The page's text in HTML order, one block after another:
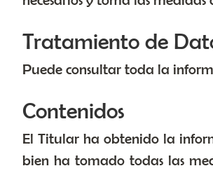
Tratamiento de
Puede consultar toda la
Contenidos
El Titular ha obtenido la
bien ha tomado todas las